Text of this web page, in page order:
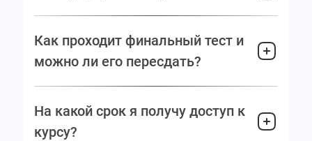
Как проходит финальный тест и
можно ли его пересдать?
На какой срок я получу доступ к
курсу?